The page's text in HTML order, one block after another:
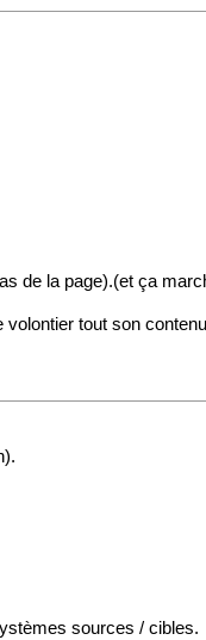
de la page).(et ça
tout son
sources / cibles.